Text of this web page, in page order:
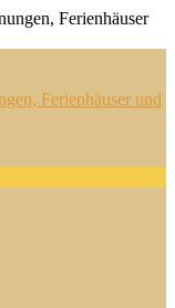
Ferienhäuser und